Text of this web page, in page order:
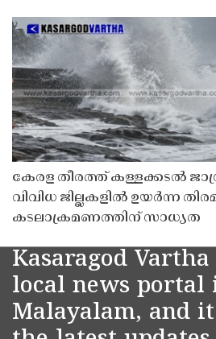
കേരള തീരത്ത് കള്ളക്കടൽ
വിവിധ ജില്ലകളിൽ ഉയർന്ന
കടലാക്രമണത്തിന് സാധ്യത
Kasaragod
local news portal
Malayalam, and